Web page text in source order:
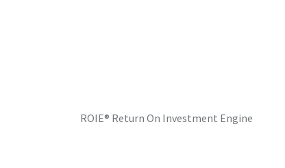
ROIE®️ Return On Investment Engine